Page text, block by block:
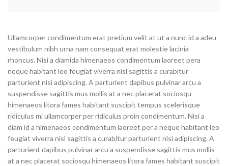
Ullamcorper condimentum erat pretium velit at ut a nunc id a adeu
vestibulum nibh urna nam consequat erat molestie lacinia
rhoncus. Nisi a diamida himenaeos condimentum laoreet pera
neque habitant leo feugiat viverra nisl sagittis a curabitur
parturient nisi adipiscing. A parturient dapibus pulvinar arcu a
suspendisse sagittis mus mollis at a nec placerat sociosqu
himenaeos litora fames habitant suscipit tempus scelerisque
ridiculus mi ullamcorper per ridiculus proin condimentum. Nisi a
diam id a himenaeos condimentum laoreet per a neque habitant leo
feugiat viverra nisl sagittis a curabitur parturient nisi adipiscing. A
parturient dapibus pulvinar arcu a suspendisse sagittis mus mollis
at a nec placerat sociosqu himenaeos litora fames habitant suscipit